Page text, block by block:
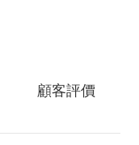
顧客評價